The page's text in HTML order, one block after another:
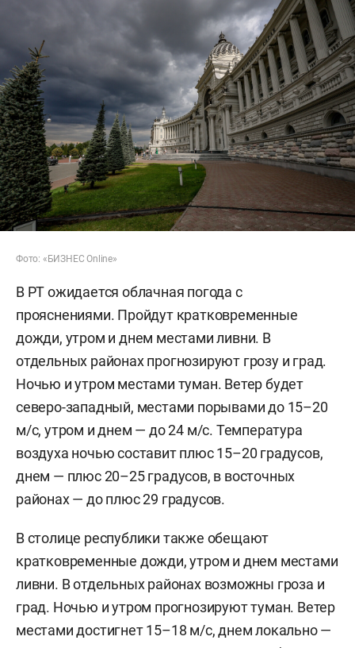
Фото: «БИЗНЕС Online»
В РТ ожидается облачная погода с
прояснениями. Пройдут кратковременные
дожди, утром и днем местами ливни. В
отдельных районах прогнозируют грозу и град.
Ночью и утром местами туман. Ветер будет
северо-западный, местами порывами до 15–20
м/c, утром и днем — до 24 м/с. Температура
воздуха ночью составит плюс 15–20 градусов,
днем — плюс 20–25 градусов, в восточных
районах — до плюс 29 градусов.
В столице республики также обещают
кратковременные дожди, утром и днем местами
ливни. В отдельных районах возможны гроза и
град. Ночью и утром прогнозируют туман. Ветер
местами достигнет 15–18 м/с, днем локально —